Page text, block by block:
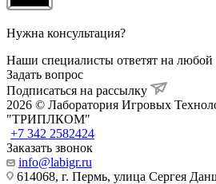
Нужна консультация?
Наши специалисты ответят на
Задать вопрос
Подписаться на рассылку
2026 © Лаборатория Игровых
"ТРИПЛКОМ"
+7 342 2582424
Заказать звонок
info@labigr.ru
614068, г. Пермь, улица Сергея